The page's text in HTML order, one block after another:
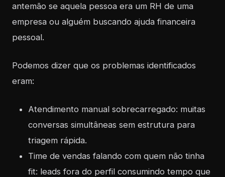
antemão se aquela pessoa era um RH de uma
empresa ou alguém buscando ajuda financeira
pessoal.
Podemos dizer que os problemas identificados
eram:
Atendimento manual sobrecarregado: muitas
conversas simultâneas sem estrutura para
triagem rápida.
Time de vendas falando com quem não tinha
fit: leads fora do perfil consumindo tempo que